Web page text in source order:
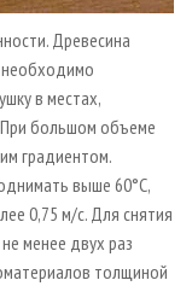
Древесина
необходимо
в местах,
большом объеме
градиентом.
выше 60°С,
0,75 м/с. Для снятия
менее двух раз
толщиной